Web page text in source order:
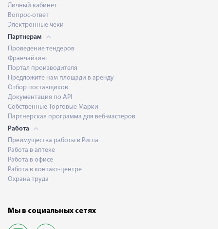
Личный кабинет
Вопрос-ответ
Электронные чеки
Партнерам
Проведение тендеров
Франчайзинг
Портал производителя
Предложите нам площади в аренду
Отбор поставщиков
Документация по API
Собственные Торговые Марки
Партнерская программа для веб-мастеров
Работа
Преимущества работы в Ригла
Работа в аптеке
Работа в офисе
Работа в контакт-центре
Охрана труда
Мы в социальных сетях